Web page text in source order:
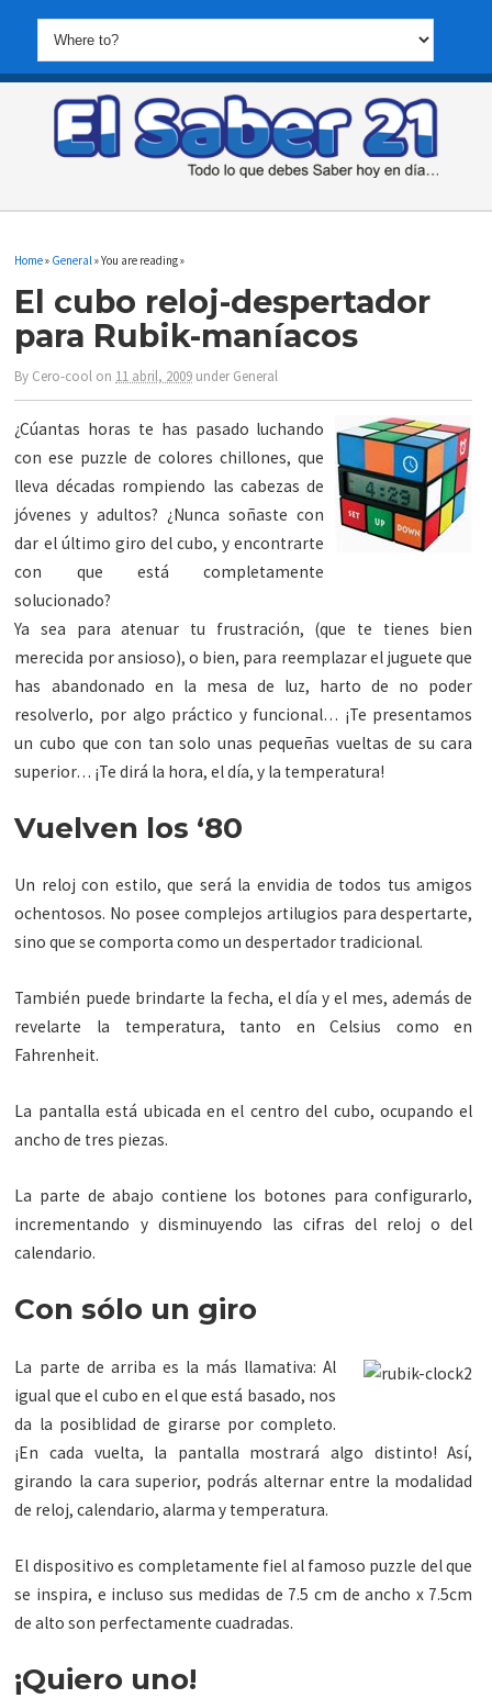
Home» General » You are reading »
El cubo reloj-despertador
para Rubik-maníacos
By Cero-cool on 11 abril, 2009 underGeneral
¿Cúantas horas te has pasado luchando
con ese puzzle de colores chillones, que
lleva décadas rompiendo las cabezas de
jóvenes y adultos? ¿Nunca soñaste con
dar el último giro del cubo, y encontrarte
con que está completamente
solucionado?
Ya sea para atenuar tu frustración, (que te tienes bien
merecida por ansioso), o bien, para reemplazar el juguete que
has abandonado en la mesa de luz, harto de no poder
resolverlo, por algo práctico y funcional… ¡Te presentamos
un cubo que con tan solo unas pequeñas vueltas de su cara
superior… ¡Te dirá la hora, el día, y la temperatura!
Vuelven los ‘80
Un reloj con estilo, que será la envidia de todos tus amigos
ochentosos. No posee complejos artilugios para despertarte,
sino que se comporta como un despertador tradicional.
También puede brindarte la fecha, el día y el mes, además de
revelarte la temperatura, tanto en Celsius como en
Fahrenheit.
La pantalla está ubicada en el centro del cubo, ocupando el
ancho de tres piezas.
La parte de abajo contiene los botones para configurarlo,
incrementando y disminuyendo las cifras del reloj o del
calendario.
Con sólo un giro
La parte de arriba es la más llamativa: Al
igual que el cubo en el que está basado, nos
da la posiblidad de girarse por completo.
¡En cada vuelta, la pantalla mostrará algo distinto! Así,
girando la cara superior, podrás alternar entre la modalidad
de reloj, calendario, alarma y temperatura.
El dispositivo es completamente fiel al famoso puzzle del que
se inspira, e incluso sus medidas de 7.5 cm de ancho x 7.5cm
de alto son perfectamente cuadradas.
¡Quiero uno!